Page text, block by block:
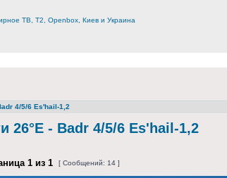
4/5/6 Es'hail-1,2
26°E - Badr 4/5/6 Es'hail-1,2
1 из 1 [ Сообщений: 14 ]